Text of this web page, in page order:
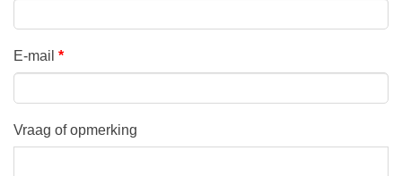
E-mail *
Vraag of opmerking